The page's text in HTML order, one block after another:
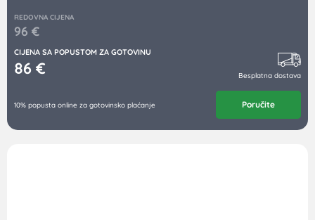
REDOVNA CIJENA
96 €
CIJENA SA POPUSTOM ZA GOTOVINU
86 € Besplatna dostava
10% popusta online za gotovinsko plaćanje Poručite